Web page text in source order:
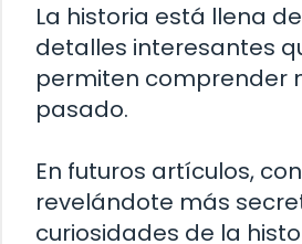
La historia está llena
detalles interesantes
permiten comprender
pasado.
En futuros artículos,
revelándote más
curiosidades de la